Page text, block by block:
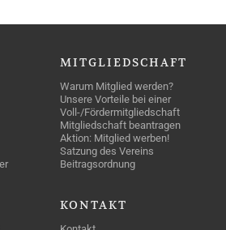
MITGLIEDSCHAFT
Warum Mitglied werden?
Unsere Vorteile bei einer
Voll-/Fördermitgliedschaft
Mitgliedschaft beantragen
Aktion: Mitglied werben!
Satzung des Vereins
Beitragsordnung
KONTAKT